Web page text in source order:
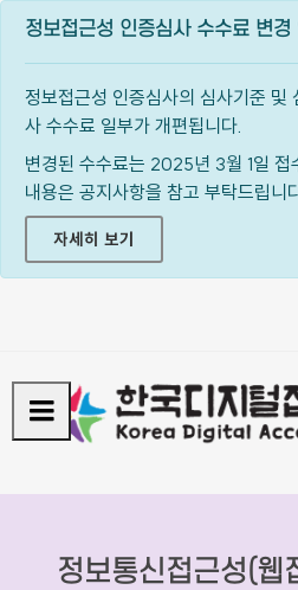
정보접근성 인증심사 수수료 변경
정보접근성 인증심사의 심사기준 및
사 수수료 일부가 개편됩니다.
변경된 수수료는 2025년 3월 1일 접
내용은 공지사항을 참고 부탁드립니
자세히 보기
정보통신접근성(웹